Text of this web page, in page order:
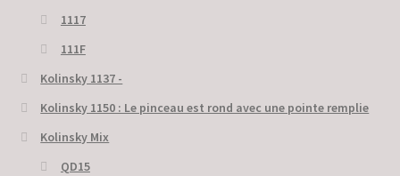
1117
111F
Kolinsky 1137 -
Kolinsky 1150 : Le pinceau est rond avec une pointe remplie
Kolinsky Mix
QD15